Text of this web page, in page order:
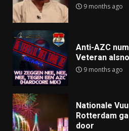
9 months ago
Anti-AZC
Veteran
9 months ago
Nationale
Rotterdam
door